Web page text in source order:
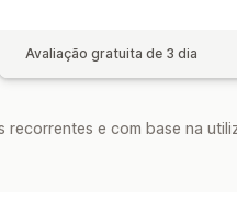
Avaliação gratuita de 3 dia
recorrentes e com base na